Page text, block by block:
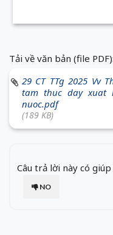
Tải về văn bản (file PDF):
29 CT TTg 2025 Vv
tam thuc day xuat
nuoc.pdf
(189 KB)
Câu trả lời này có
NO